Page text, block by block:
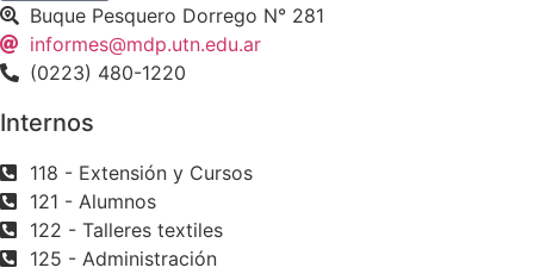
Buque Pesquero Dorrego N° 281
informes@mdp.utn.edu.ar
(0223) 480-1220
Internos
118 - Extensión y Cursos
121 - Alumnos
122 - Talleres textiles
125 - Administración